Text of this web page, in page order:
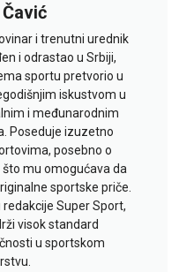
i trenutni urednik
i odrastao u Srbiji,
sportu pretvorio u
iskustvom u
i međunarodnim
Poseduje izuzetno
posebno o
mu omogućava da
sportske priče.
Super Sport,
visok standard
u sportskom